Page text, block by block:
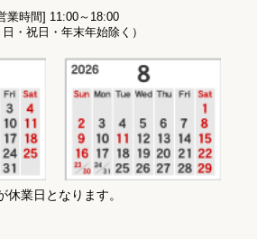
業時間] 11:00～18:00
日・祝日・年末年始除く）
休業日となります。